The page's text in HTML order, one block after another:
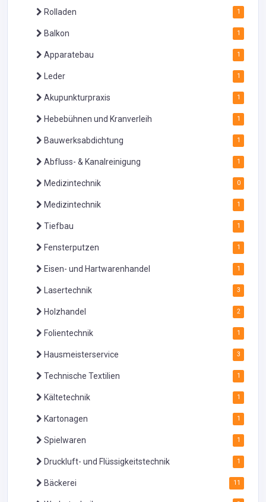
Rolladen 1
Balkon 1
Apparatebau 1
Leder 1
Akupunkturpraxis 1
Hebebühnen und Kranverleih 1
Bauwerksabdichtung 1
Abfluss- & Kanalreinigung 1
Medizintechnik 0
Medizintechnik 1
Tiefbau 1
Fensterputzen 1
Eisen- und Hartwarenhandel 1
Lasertechnik 3
Holzhandel 2
Folientechnik 1
Hausmeisterservice 3
Technische Textilien 1
Kältetechnik 1
Kartonagen 1
Spielwaren 1
Druckluft- und Flüssigkeitstechnik 1
Bäckerei 11